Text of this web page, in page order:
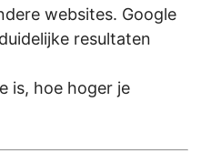
websites. Google
resultaten
is, hoe hoger je